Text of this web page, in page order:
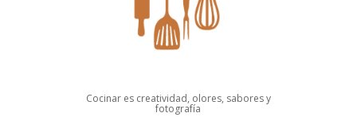
Cocinar es creatividad, olores, sabores y
fotografía